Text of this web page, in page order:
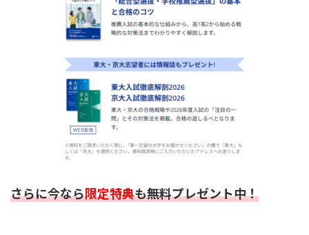
さらに今なら限定特典も無料プレゼント中！